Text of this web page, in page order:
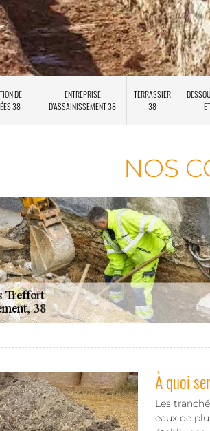
DE
38
ENTREPRISE
D'ASSAINISSEMENT 38
TERRASSIER
38
NOS
À quoi
Les
eaux de